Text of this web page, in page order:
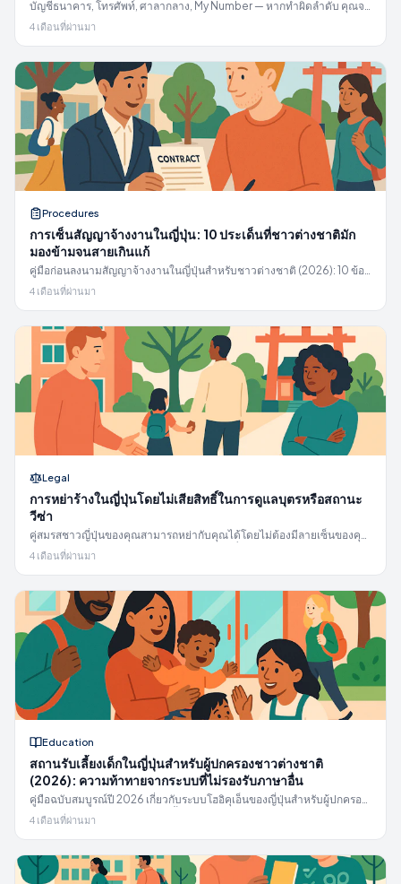
บัญชีธนาคาร, โทรศัพท์, ศาลากลาง, My Number — หากทำผิดลำดับ คุณจะ
เสียเวลาหลายเดือน รายการตรวจสอบงานธุรการในปีแรกสำหรับผู้พำนัก
ชาวต่างชาติในญี่ปุ่น
4 เดือนที่ผ่านมา
Procedures
การเซ็นสัญญาจ้างงานในญี่ปุ่น: 10 ประเด็นที่ชาวต่างชาติมัก
มองข้ามจนสายเกินแก้
คู่มือก่อนลงนามสัญญาจ้างงานในญี่ปุ่นสำหรับชาวต่างชาติ (2026): 10 ข้อที่
อาจทำให้เสียเงิน, อิสระในการทำงาน, หรือสถานะวีซ่า ครอบคลุม 固定残業,
試用期間, 契約社員, 裁量労働, 競業避止 และความเสี่ยงในการสปอนเซอร์
วีซ่า
4 เดือนที่ผ่านมา
Legal
การหย่าร้างในญี่ปุ่นโดยไม่เสียสิทธิ์ในการดูแลบุตรหรือสถานะ
วีซ่า
คู่สมรสชาวญี่ปุ่นของคุณสามารถหย่ากับคุณได้โดยไม่ต้องมีลายเซ็นของคุณ
— และคุณจะสูญเสียสถานะวีซ่า การปฏิรูปสิทธิ์การดูแลบุตรปี 2026 กำหนด
เวลา 14 วัน และวิธีป้องกันตนเอง
4 เดือนที่ผ่านมา
Education
สถานรับเลี้ยงเด็กในญี่ปุ่นสำหรับผู้ปกครองชาวต่างชาติ
(2026): ความท้าทายจากระบบที่ไม่รองรับภาษาอื่น
คู่มือฉบับสมบูรณ์ปี 2026 เกี่ยวกับระบบโฮอิคุเอ็นของญี่ปุ่นสำหรับผู้ปกครอง
ชาวต่างชาติ: ประเภทสถานรับเลี้ยงเด็ก 5 แบบ, ระบบคะแนน, กำหนดการ
สมัคร, ค่าธรรมเนียม, ชีวิตประจำวัน และทางเลือกเมื่อถูกปฏิเสธ
4 เดือนที่ผ่านมา